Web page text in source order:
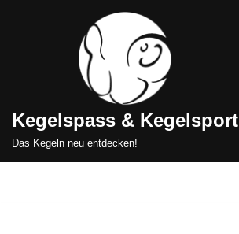
Kegelspass & Kegelsport
Das Kegeln neu entdecken!